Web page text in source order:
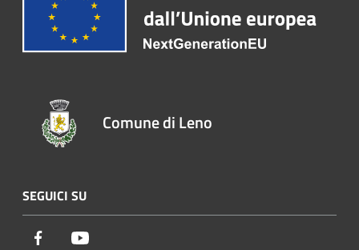
Comune di Leno
SEGUICI SU
Facebook